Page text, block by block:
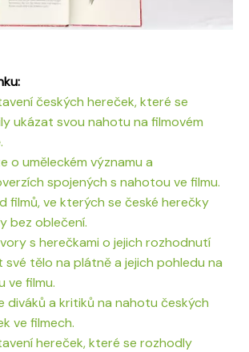
českých hereček, které se
ukázat svou nahotu na filmovém
o uměleckém významu a
spojených s nahotou ve filmu.
filmů, ve kterých se české herečky
bez oblečení.
s herečkami o jejich rozhodnutí
své tělo na plátně a jejich pohledu na
ve filmu.
diváků a kritiků na nahotu českých
ve filmech.
hereček, které se rozhodly